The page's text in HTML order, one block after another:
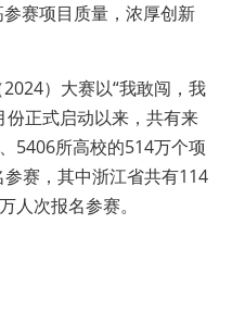
赛项目质量，浓厚创新
）大赛以“我敢闯，我
份正式启动以来，共有来
5406所高校的514万个项
赛，其中浙江省共有114
人次报名参赛。